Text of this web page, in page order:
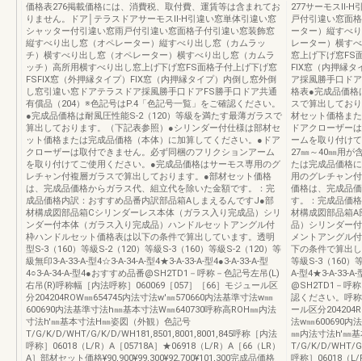
価格表276掲載価格には、消費税、取付費、運賃等は含まれてお
りません。ドア│テラスドアサーモスⅡ-H引違い窓単体引違い窓
シャッター付引違い窓雨戸付引違い窓面格子付引違い窓装飾窓
縦すべり出し窓（オペレーター）縦すべり出し窓（カムラッ
チ）横すべり出し窓（オペレーター）横すべり出し窓（カムラ
ッチ）高所用横すべり出し窓上げ下げ窓FS面格子付上げ下げ窓
FSFIX窓（外押縁タイプ）FIX窓（内押縁タイプ）内倒し窓外倒
し窓引違い窓ドアテラスドア採風勝手口ドアFS勝手口ドア共通
有償品（204）※色記号はP.4「色記号一覧」をご確認ください。
●完成品価格は耐風圧性能S-2（120）等級を満たす最薄ガラスで
算出しております。（下記表参照）●シリンダー付仕様は部材セ
ット価格または完成品価格（本体）に加算してください。●ドア
クローザーは取付できません。必ず同梱のフリクションアーム
を取り付けてご使用ください。●完成品価格はサーモス専用のグ
レチャン付複層ガラスで算出しております。●部材セット価格
は、完成品価格からガラス代、組立代を除いた金額です。：完
成品価格内訳：おすすめ品番内訳部品箱AしまえるんですJ●部
材構成図部品箱Cシリンダーレス本体（ガラス入り完成品）シリ
ンダー付本体（ガラス入り完成品）ハンドルセットアングル付
枠ハンドルセット価格表は以下の条件で算出しています。透明
型S-3（160）等級S-2（120）等級S-3（160）等級S-2（120）等
級無印3-A-33-A-型4☆3-A-34-A-型4★3-A-33-A-型4●3-A-33-A-型
4○3-A-34-A-型4●おすすめ品番@SH2TD1－呼称－色記号左吊(L)
右吊(R)呼称幅［内法呼称］060069［057］［66］モジュール区
分204204ROW㎜654745内法寸法w'㎜570660内法基準寸法w㎜
600690内法基準寸法h㎜基本寸法W㎜640730呼称高ROH㎜内法
寸法h'㎜基本寸法H㎜姿図（外観）色記号
T/G/K/D/WHT/G/K/D/WH181,8501,8001,8001,845呼称［内法
呼称］06018（L/R）A［05718A］★06918（L/R）A［66（LR）
A］部材セット価格¥90,900¥99,300¥92,700¥101,300完成品価格
277サーモスⅡ-H
戸付引違い窓面
ーター）縦すべ
レーター）横す
窓上げ下げ窓FS
FIX窓（内押縁タ
ア採風勝手口ド
格表●完成品価格
スで算出してお
材セット価格ま
ドアクローザー
ームを取り付け
27㎜～40㎜用が
たは完成品価格
用のグレチャン
価格は、完成品
す。：完成品価
材構成図部品箱A
品）シリンダー
メントアングル
下の条件で算出
等級S-3（160）
A-型4★3-A-33-A-
@SH2TD1－呼
認ください。呼
ール区分
法w㎜600690内
㎜内法寸法h'㎜
T/G/K/D/WHT/
呼称］06018（